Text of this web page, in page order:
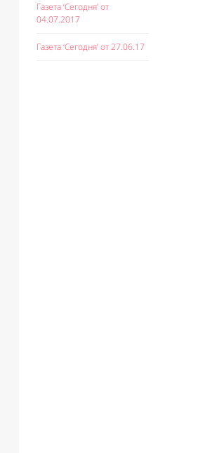
Газета ‘Сегодня’ от
04.07.2017
Газета ‘Сегодня’ от 27.06.17